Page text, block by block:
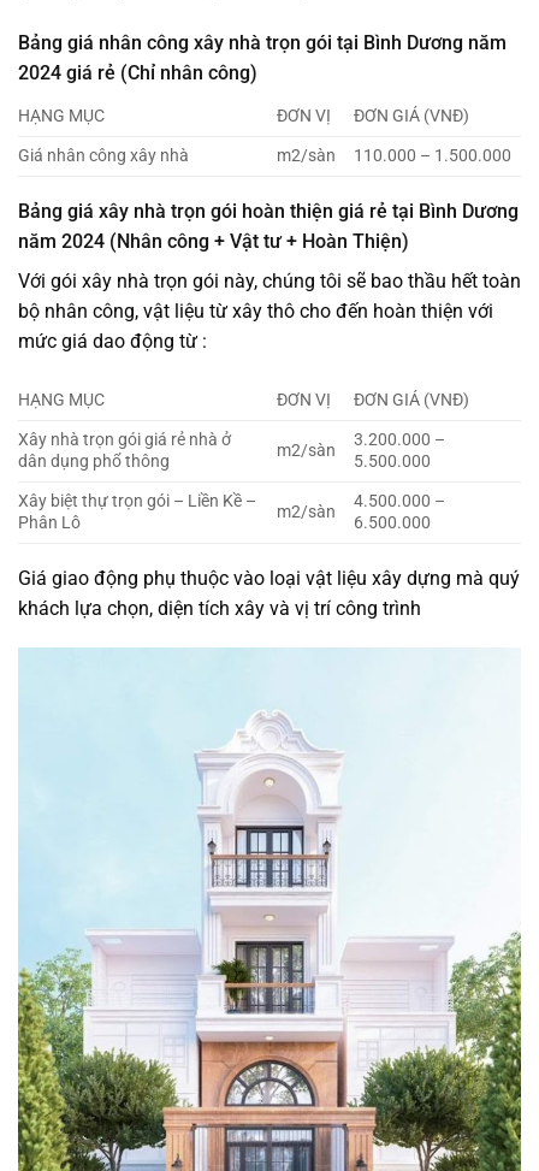
Bảng giá nhân công xây nhà trọn gói tại Bình Dương năm
2024 giá rẻ (Chỉ nhân công)
HẠNG MỤC ĐƠN VỊ
ĐƠN GIÁ (VNĐ)
Giá nhân công xây nhà
m2/sàn 110.000 – 1.500.000
Bảng giá xây nhà trọn gói hoàn thiện giá rẻ tại Bình Dương
năm 2024 (Nhân công + Vật tư + Hoàn Thiện)
Với gói xây nhà trọn gói này, chúng tôi sẽ bao thầu hết toàn
bộ nhân công, vật liệu từ xây thô cho đến hoàn thiện với
mức giá dao động từ :
HẠNG MỤC ĐƠN VỊ
ĐƠN GIÁ (VNĐ)
Xây nhà trọn gói giá rẻ nhà ở
dân dụng phổ thông
m2/sàn
3.200.000 –
5.500.000
Xây biệt thự trọn gói – Liền Kề –
Phân Lô
m2/sàn
4.500.000 –
6.500.000
Giá giao động phụ thuộc vào loại vật liệu xây dựng mà quý
khách lựa chọn, diện tích xây và vị trí công trình